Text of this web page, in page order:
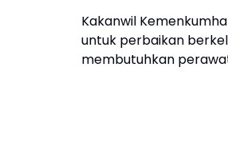
Kakanwil
untuk perbaikan
membutuhkan